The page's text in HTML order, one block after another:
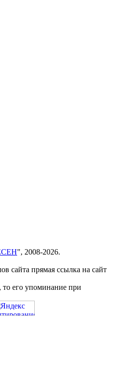
", 2008-2026.
сайта прямая ссылка на сайт
то его упоминание при